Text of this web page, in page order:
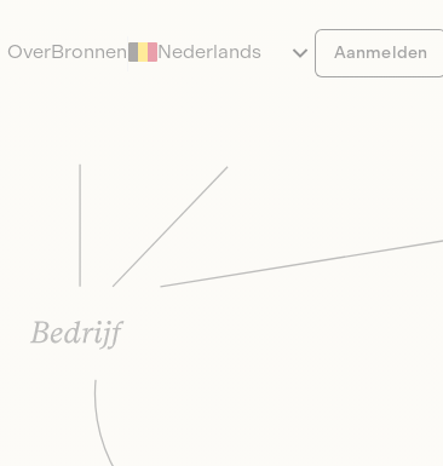
OverBronnen Nederlands Aanmelden